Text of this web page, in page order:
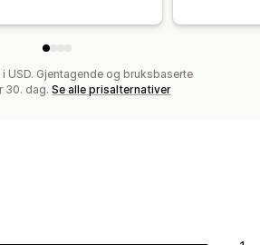
USD. Gjentagende og bruksbaserte
30. dag. Se alle prisalternativer